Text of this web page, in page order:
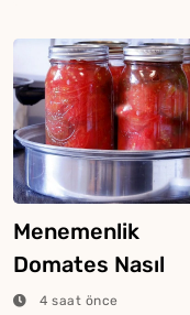
Menemenlik
Domates Nasıl
Hazırlanır?
4 saat önce